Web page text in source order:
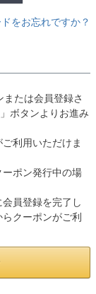
をお忘れですか？
たは会員登録さ
ボタンよりお進み
利用いただけま
ポン発行中の場
員登録を完了し
クーポンがご利